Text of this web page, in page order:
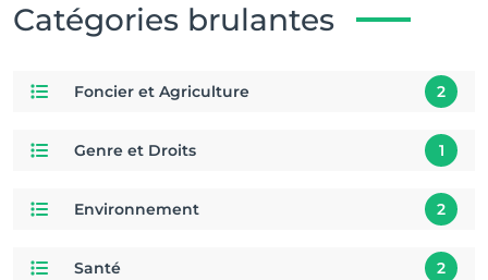
Catégories brulantes
Foncier et Agriculture 2
Genre et Droits 1
Environnement 2
Santé 2